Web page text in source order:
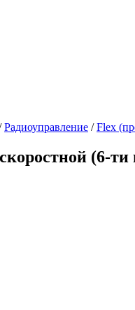
Радиоуправление /Flex
(6-